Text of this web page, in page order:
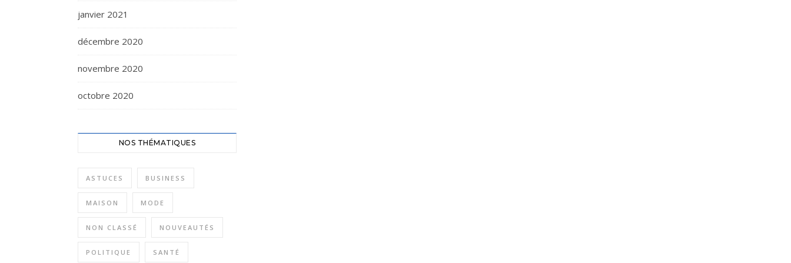
janvier 2021
décembre 2020
novembre 2020
octobre 2020
NOS THÉMATIQUES
ASTUCES BUSINESS
MAISON MODE
NON CLASSÉ NOUVEAUTÉS
POLITIQUE SANTÉ